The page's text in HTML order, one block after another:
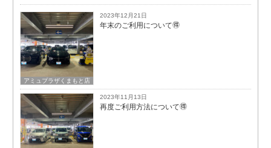
アミュプラザくまもと店
2023年12月21日
年末のご利用について🉐
2023年11月13日
再度ご利用方法について🉐